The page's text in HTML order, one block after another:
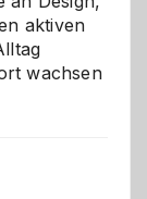
aktiven
wachsen